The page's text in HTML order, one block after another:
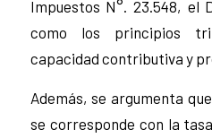
Impuestos N°. 23.548, el
como los principios
capacidad contributiva y
Además, se argumenta
se corresponde con la